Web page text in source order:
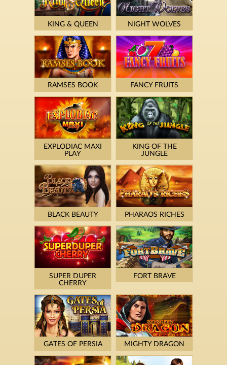
KING & QUEEN NIGHT WOLVES
RAMSES BOOK FANCY FRUITS
EXPLODIAC MAXI
PLAY
KING OF THE
JUNGLE
BLACK BEAUTY PHARAOS RICHES
SUPER DUPER
CHERRY
FORT BRAVE
GATES OF PERSIA MIGHTY DRAGON